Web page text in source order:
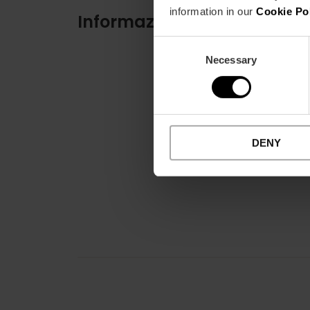
information in our Cookie
Necessary
DENY
Informazioni pratiche